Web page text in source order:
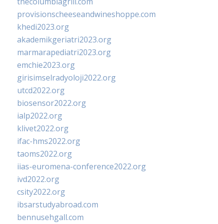
provisionscheeseandwineshoppe.com
khedi2023.org
akademikgeriatri2023.org
marmarapediatri2023.org
emchie2023.org
girisimselradyoloji2022.org
utcd2022.org
biosensor2022.org
ialp2022.org
klivet2022.org
ifac-hms2022.org
taoms2022.org
iias-euromena-conference2022.org
ivd2022.org
csity2022.org
ibsarstudyabroad.com
bennusehgall.com